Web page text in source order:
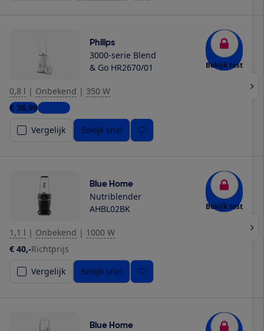
Philips
3000-serie Blend
& Go HR2670/01
Bekijk test
0,8 l | Onbekend | 350 W
€ 36,991 winkel
Vergelijk
Bekijk snel
Blue Home
Nutriblender
AHBL02BK
Bekijk test
1,1 l | Onbekend | 1000 W
€ 40,-Richtprijs
Vergelijk
Bekijk snel
Blue Home